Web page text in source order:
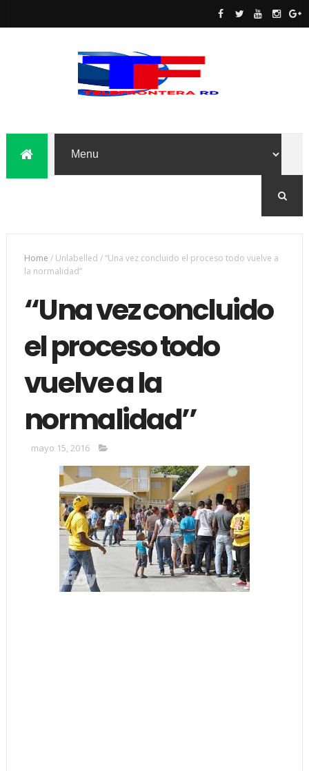
Home /Unlabelled /‘‘Una vez concluido el proceso todo vuelve a
la normalidad’’
‘‘Una vez concluido
el proceso todo
vuelve a la
normalidad’’
mayo 15, 2016